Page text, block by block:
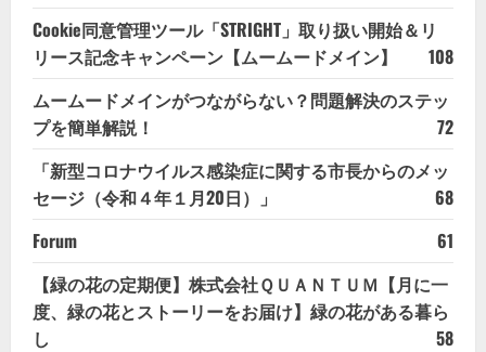
Cookie同意管理ツール「STRIGHT」取り扱い開始＆リ
リース記念キャンペーン【ムームードメイン】
108
ムームードメインがつながらない？問題解決のステッ
プを簡単解説！
72
「新型コロナウイルス感染症に関する市長からのメッ
セージ（令和４年１月20日）」
68
Forum
61
【緑の花の定期便】株式会社ＱＵＡＮＴＵＭ【月に一
度、緑の花とストーリーをお届け】緑の花がある暮ら
し
58